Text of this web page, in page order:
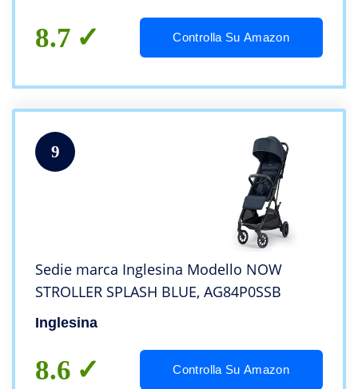
8.7 Controlla Su Amazon
9
Sedie marca Inglesina Modello NOW
STROLLER SPLASH BLUE, AG84P0SSB
Inglesina
8.6 Controlla Su Amazon